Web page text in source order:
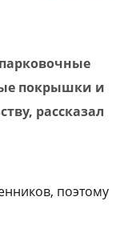
покрышки и
рассказал
поэтому